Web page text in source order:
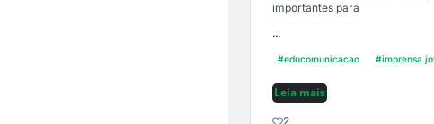
importantes para
...
#educomunicacao #imprensa
Leia mais
2